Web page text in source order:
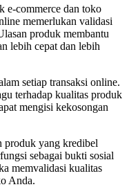
e-commerce dan toko
memerlukan validasi
produk membantu
lebih cepat dan lebih
setiap transaksi online.
terhadap kualitas produk
mengisi kekosongan
produk yang kredibel
sebagai bukti sosial
memvalidasi kualitas
Anda.